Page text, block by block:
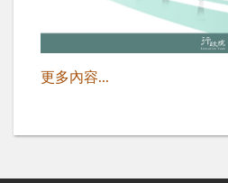
更多內容...